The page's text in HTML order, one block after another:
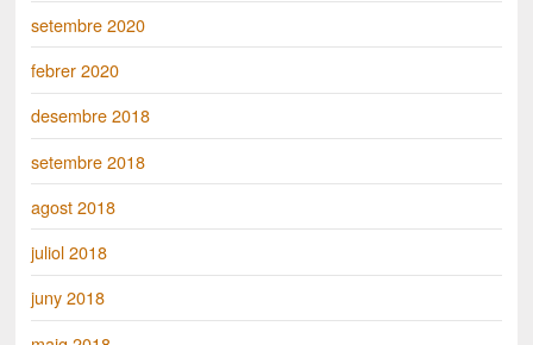
setembre 2020
febrer 2020
desembre 2018
setembre 2018
agost 2018
juliol 2018
juny 2018